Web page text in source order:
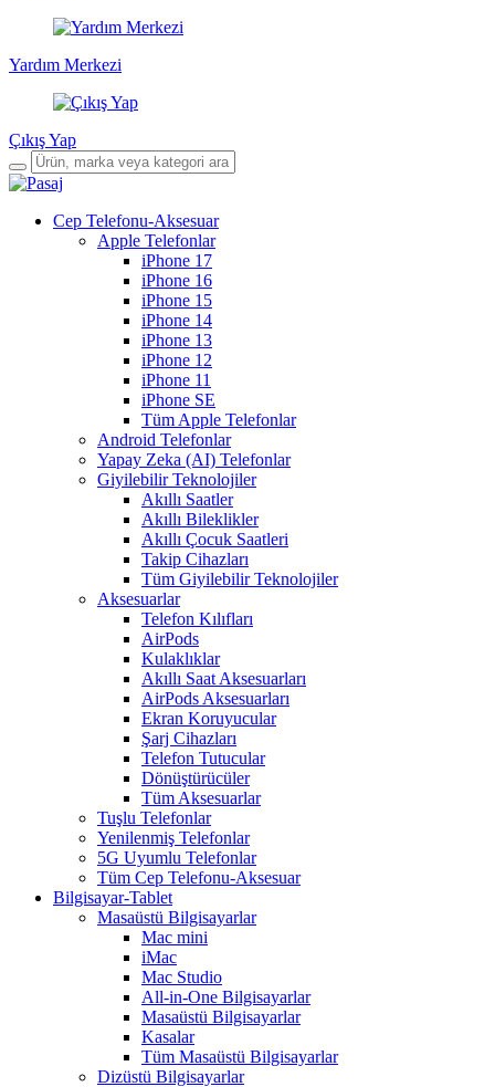
Yardım Merkezi
Çıkış Yap
Cep Telefonu-Aksesuar
Apple Telefonlar
iPhone 17
iPhone 16
iPhone 15
iPhone 14
iPhone 13
iPhone 12
iPhone 11
iPhone SE
Tüm Apple Telefonlar
Android Telefonlar
Yapay Zeka (AI) Telefonlar
Giyilebilir Teknolojiler
Akıllı Saatler
Akıllı Bileklikler
Akıllı Çocuk Saatleri
Takip Cihazları
Tüm Giyilebilir Teknolojiler
Aksesuarlar
Telefon Kılıfları
AirPods
Kulaklıklar
Akıllı Saat Aksesuarları
AirPods Aksesuarları
Ekran Koruyucular
Şarj Cihazları
Telefon Tutucular
Dönüştürücüler
Tüm Aksesuarlar
Tuşlu Telefonlar
Yenilenmiş Telefonlar
5G Uyumlu Telefonlar
Tüm Cep Telefonu-Aksesuar
Bilgisayar-Tablet
Masaüstü Bilgisayarlar
Mac mini
iMac
Mac Studio
All-in-One Bilgisayarlar
Masaüstü Bilgisayarlar
Kasalar
Tüm Masaüstü Bilgisayarlar
Dizüstü Bilgisayarlar